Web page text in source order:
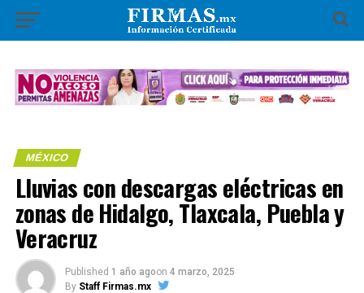
MÉXICO
Lluvias con descargas eléctricas en
zonas de Hidalgo, Tlaxcala, Puebla y
Veracruz
Published 1 año agoon 4 marzo, 2025
By Staff Firmas.mx